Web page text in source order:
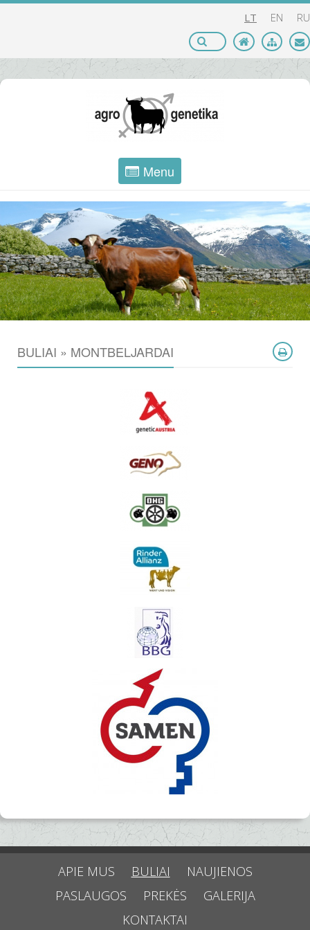
LT EN RU
Menu
BULIAI » MONTBELJARDAI
APIE MUS BULIAI
NAUJIENOS
PASLAUGOS
PREKĖS
GALERIJA
KONTAKTAI